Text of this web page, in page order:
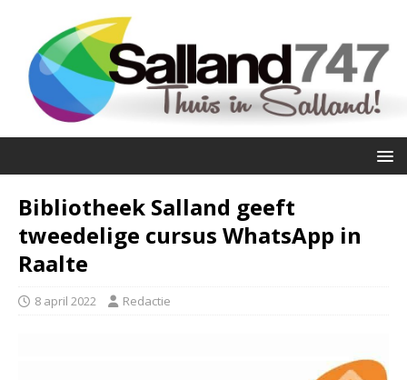
Bibliotheek Salland geeft
tweedelige cursus WhatsApp in
Raalte
8 april 2022 Redactie